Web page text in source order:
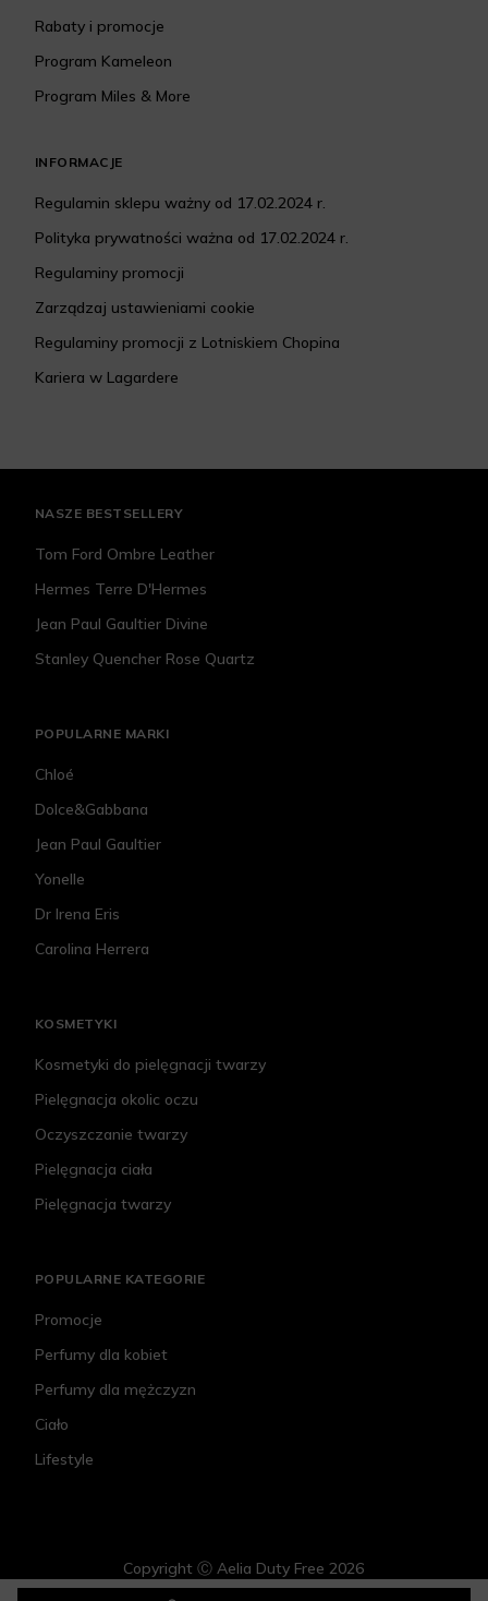
Rabaty i promocje
Program Kameleon
Program Miles & More
INFORMACJE
Regulamin sklepu ważny od 17.02.2024 r.
Polityka prywatności ważna od 17.02.2024 r.
Regulaminy promocji
Zarządzaj ustawieniami cookie
Regulaminy promocji z Lotniskiem Chopina
Kariera w Lagardere
NASZE BESTSELLERY
Tom Ford Ombre Leather
Hermes Terre D'Hermes
Jean Paul Gaultier Divine
Stanley Quencher Rose Quartz
POPULARNE MARKI
Chloé
Dolce&Gabbana
Jean Paul Gaultier
Yonelle
Dr Irena Eris
Carolina Herrera
KOSMETYKI
Kosmetyki do pielęgnacji twarzy
Pielęgnacja okolic oczu
Oczyszczanie twarzy
Pielęgnacja ciała
Pielęgnacja twarzy
POPULARNE KATEGORIE
Promocje
Perfumy dla kobiet
Perfumy dla mężczyzn
Ciało
Lifestyle
Copyright Ⓒ Aelia Duty Free 2026